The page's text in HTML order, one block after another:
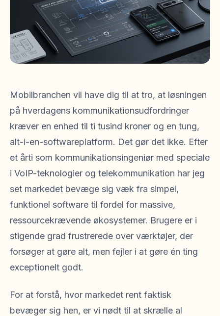
Mobilbranchen vil have dig til at tro, at løsningen
på hverdagens kommunikationsudfordringer
kræver en enhed til ti tusind kroner og en tung,
alt-i-en-softwareplatform. Det gør det ikke. Efter
et årti som kommunikationsingeniør med speciale
i VoIP-teknologier og telekommunikation har jeg
set markedet bevæge sig væk fra simpel,
funktionel software til fordel for massive,
ressourcekrævende økosystemer. Brugere er i
stigende grad frustrerede over værktøjer, der
forsøger at gøre alt, men fejler i at gøre én ting
exceptionelt godt.
For at forstå, hvor markedet rent faktisk
bevæger sig hen, er vi nødt til at skrælle al